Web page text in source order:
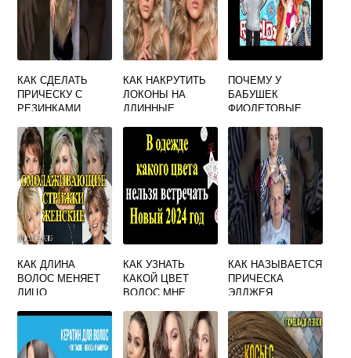
КАК СДЕЛАТЬ
ПРИЧЕСКУ С
РЕЗИНКАМИ
КАК НАКРУТИТЬ
ЛОКОНЫ НА
ДЛИННЫЕ
ДОЛГО
ДЕРЖАЛИСЬ
ПОЧЕМУ У
БАБУШЕК
ФИОЛЕТОВЫЕ
КАК ДЛИНА
ВОЛОС МЕНЯЕТ
ЛИЦО
КАК УЗНАТЬ
КАКОЙ ЦВЕТ
ВОЛОС МНЕ
ПРОГРАММА
ОНЛАЙН
БЕСПЛАТНО
КАК НАЗЫВАЕТСЯ
ПРИЧЕСКА
ЭЛДЖЕЯ